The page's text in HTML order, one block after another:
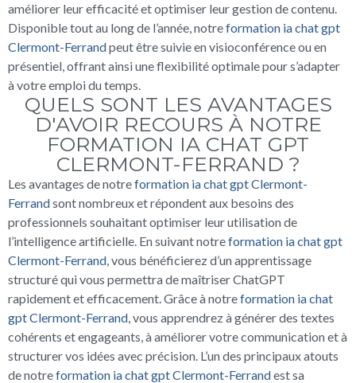
améliorer leur efficacité et optimiser leur gestion de contenu.
Disponible tout au long de l’année, notreformation ia chat gpt
Clermont-Ferrandpeut être suivie en visioconférence ou en
présentiel, offrant ainsi une flexibilité optimale pour s’adapter
à votre emploi du temps.
QUELS SONT LES AVANTAGES
D'AVOIR RECOURS À NOTRE
FORMATION IA CHAT GPT
CLERMONT-FERRAND ?
Les avantages de notreformation ia chat gpt Clermont-
Ferrandsont nombreux et répondent aux besoins des
professionnels souhaitant optimiser leur utilisation de
l’intelligence artificielle. En suivant notreformation ia chat gpt
Clermont-Ferrand, vous bénéficierez d’un apprentissage
structuré qui vous permettra de maîtriser ChatGPT
rapidement et efficacement. Grâce à notreformation ia chat
gpt Clermont-Ferrand, vous apprendrez à générer des textes
cohérents et engageants, à améliorer votre communication et à
structurer vos idées avec précision. L’un des principaux atouts
de notreformation ia chat gpt Clermont-Ferrandest sa